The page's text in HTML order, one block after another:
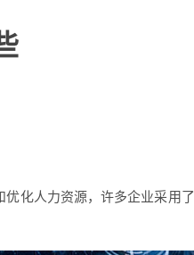
化人力资源，许多企业采用了